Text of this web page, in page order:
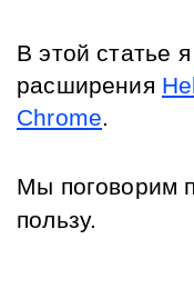
В этой статье
расширения
Chrome.
Мы поговорим
пользу.